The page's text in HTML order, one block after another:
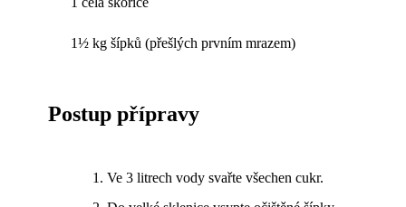
1½ kg šípků (přešlých prvním mrazem)
Postup přípravy
Ve 3 litrech vody svařte všechen cukr.